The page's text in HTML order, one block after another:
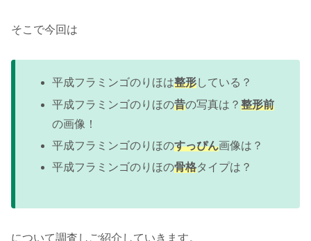
そこで今回は
平成フラミンゴのりほは整形している？
平成フラミンゴのりほの昔の写真は？整形前
の画像！
平成フラミンゴのりほのすっぴん画像は？
平成フラミンゴのりほの骨格タイプは？
について調査しご紹介していきます。